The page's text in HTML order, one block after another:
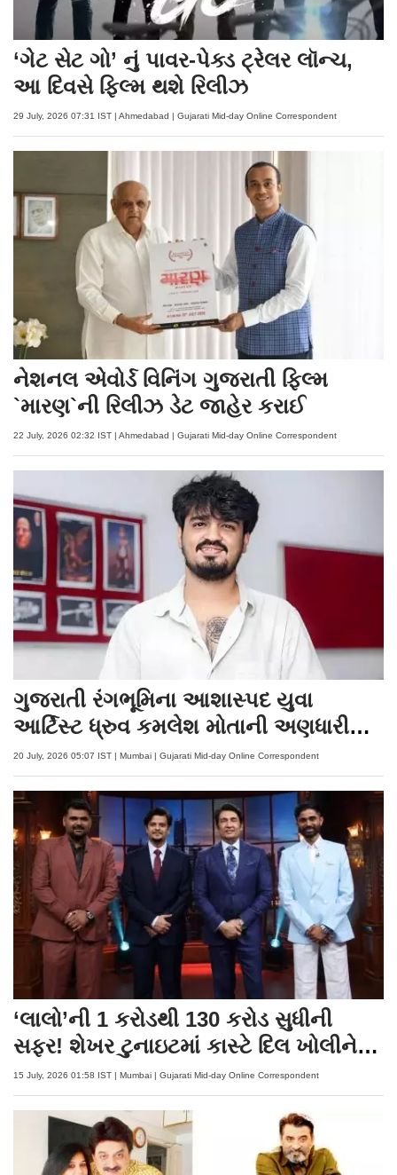
‘ગેટ સેટ ગો’ નું પાવર-પેક્ડ ટ્રેલર લૉન્ચ,
આ દિવસે ફિલ્મ થશે રિલીઝ
29 July, 2026 07:31 IST | Ahmedabad | Gujarati Mid-day Online Correspondent
નેશનલ એવોર્ડ વિનિંગ ગુજરાતી ફિલ્મ
`મારણ`ની રિલીઝ ડેટ જાહેર કરાઈ
22 July, 2026 02:32 IST | Ahmedabad | Gujarati Mid-day Online Correspondent
ગુજરાતી રંગભૂમિના આશાસ્પદ યુવા
આર્ટિસ્ટ ધ્રુવ કમલેશ મોતાની અણધારી
વિદાય
20 July, 2026 05:07 IST | Mumbai | Gujarati Mid-day Online Correspondent
‘લાલો’ની 1 કરોડથી 130 કરોડ સુધીની
સફર! શેખર ટુનાઇટમાં કાસ્ટે દિલ ખોલીને
કરી વાત
15 July, 2026 01:58 IST | Mumbai | Gujarati Mid-day Online Correspondent